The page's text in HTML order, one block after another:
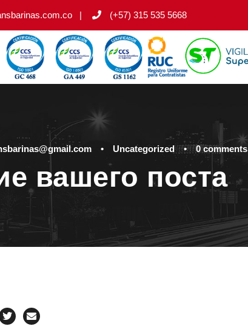
| (+57) 315 535 5668
• Uncategorized • 0 comments
вашего поста